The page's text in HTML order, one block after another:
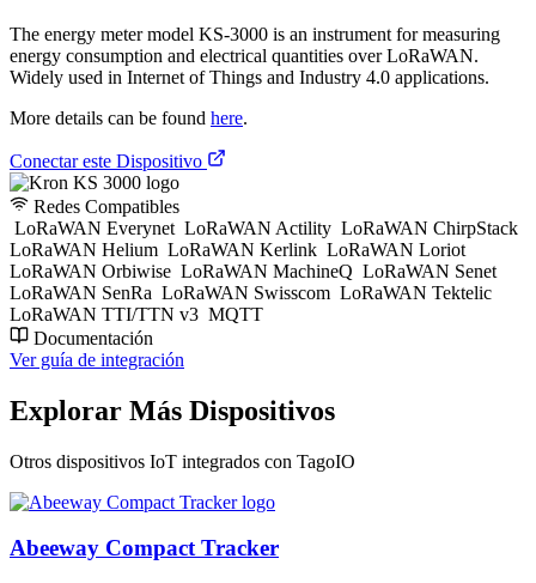
The energy meter model KS-3000 is an instrument for measuring
energy consumption and electrical quantities over LoRaWAN.
Widely used in Internet of Things and Industry 4.0 applications.
More details can be found here.
Conectar este Dispositivo
Redes Compatibles
LoRaWAN Everynet LoRaWAN Actility LoRaWAN ChirpStack
LoRaWAN Helium LoRaWAN Kerlink LoRaWAN Loriot
LoRaWAN Orbiwise LoRaWAN MachineQ LoRaWAN Senet
LoRaWAN SenRa LoRaWAN Swisscom LoRaWAN Tektelic
LoRaWAN TTI/TTN v3 MQTT
Documentación
Ver guía de integración
Explorar Más Dispositivos
Otros dispositivos IoT integrados con TagoIO
Abeeway Compact Tracker